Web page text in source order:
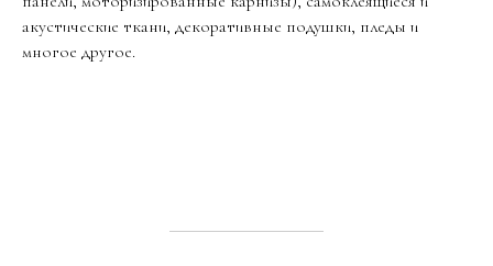
акустические ткани, декоративные подушки, пледы и
многое другое.